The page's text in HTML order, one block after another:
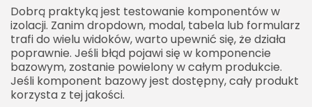
Dobrą praktyką jest testowanie komponentów w
izolacji. Zanim dropdown, modal, tabela lub formularz
trafi do wielu widoków, warto upewnić się, że działa
poprawnie. Jeśli błąd pojawi się w komponencie
bazowym, zostanie powielony w całym produkcie.
Jeśli komponent bazowy jest dostępny, cały produkt
korzysta z tej jakości.